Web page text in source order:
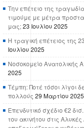
Την επέτειο της
τιμούμε με μέτρα
μας;23 Ιουλίου 2025
Η τραγική επέτειος της
Ιουλίου 2025
Νοσοκομείο Ανατολικής
2025
Τέμπη: Ποτέ τόσοι λίγοι
πολλούς 29 Μαρτίου 2025
Επενδυτικό σχέδιο €2
του ακινήτου στις